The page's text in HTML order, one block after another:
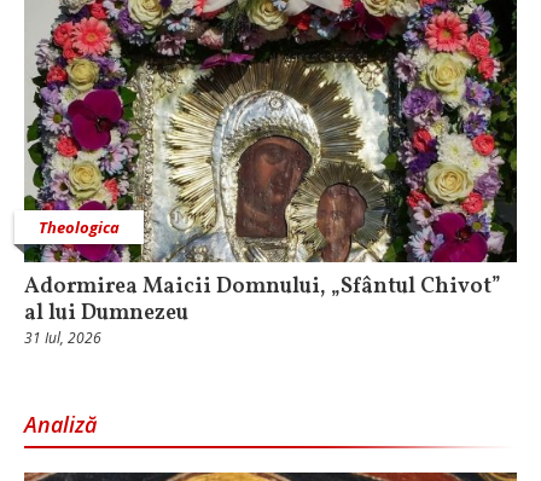
Theologica
Adormirea Maicii Domnului, „Sfântul Chivot”
al lui Dumnezeu
31 Iul, 2026
Analiză